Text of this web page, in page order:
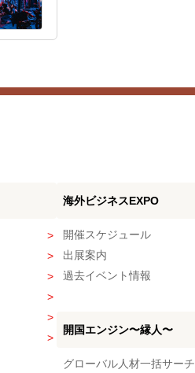
海外ビジネスEXPO
開催スケジュール
出展案内
過去イベント情報
開国エンジン〜縁人〜
グローバル人材一括サーチ